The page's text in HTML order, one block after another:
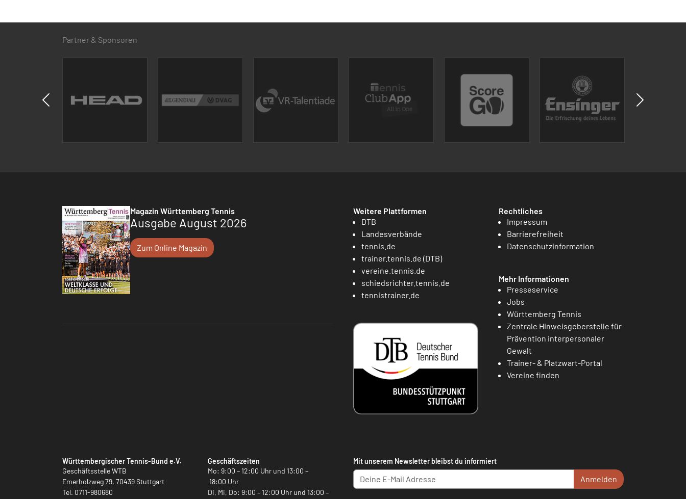
Partner & Sponsoren
Magazin Württemberg Tennis
Ausgabe August 2026
Zum Online Magazin
Weitere Plattformen
DTB
Landesverbände
tennis.de
trainer.tennis.de (DTB)
vereine.tennis.de
schiedsrichter.tennis.de
tennistrainer.de
Rechtliches
Impressum
Barrierefreiheit
Datenschutzinformation
Mehr Informationen
Presseservice
Jobs
Württemberg Tennis
Zentrale Hinweisgeberstelle für
Prävention interpersonaler
Gewalt
Trainer- & Platzwart-Portal
Vereine finden
Württembergischer Tennis-Bund e.V.
Geschäftsstelle WTB
Emerholzweg 79, 70439 Stuttgart
Tel. 0711-980680
Geschäftszeiten
Mo: 9:00 – 12:00 Uhr und 13:00 –
18:00 Uhr
Di, Mi, Do: 9:00 – 12:00 Uhr und 13:00 –
Mit unserem Newsletter bleibst du informiert
Anmelden